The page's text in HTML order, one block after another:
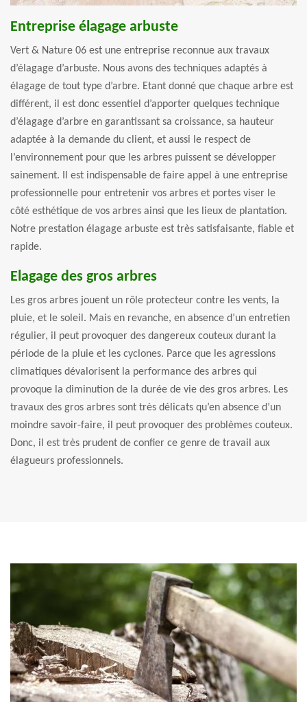
Entreprise élagage arbuste
Vert & Nature 06 est une entreprise reconnue aux travaux
d’élagage d’arbuste. Nous avons des techniques adaptés à
élagage de tout type d’arbre. Etant donné que chaque arbre est
différent, il est donc essentiel d’apporter quelques technique
d’élagage d’arbre en garantissant sa croissance, sa hauteur
adaptée à la demande du client, et aussi le respect de
l’environnement pour que les arbres puissent se développer
sainement. Il est indispensable de faire appel à une entreprise
professionnelle pour entretenir vos arbres et portes viser le
côté esthétique de vos arbres ainsi que les lieux de plantation.
Notre prestation élagage arbuste est très satisfaisante, fiable et
rapide.
Elagage des gros arbres
Les gros arbres jouent un rôle protecteur contre les vents, la
pluie, et le soleil. Mais en revanche, en absence d’un entretien
régulier, il peut provoquer des dangereux couteux durant la
période de la pluie et les cyclones. Parce que les agressions
climatiques dévalorisent la performance des arbres qui
provoque la diminution de la durée de vie des gros arbres. Les
travaux des gros arbres sont très délicats qu’en absence d’un
moindre savoir-faire, il peut provoquer des problèmes couteux.
Donc, il est très prudent de confier ce genre de travail aux
élagueurs professionnels.